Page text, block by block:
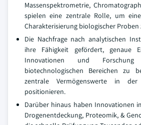
Massenspektrometrie,
spielen eine zentrale Rolle, um
Charakterisierung biologischer
Die Nachfrage nach analytischen
ihre Fähigkeit gefördert, genaue
Innovationen und Forschung
biotechnologischen Bereichen zu
zentrale Vermögenswerte in
positionieren.
Darüber hinaus haben Innovationen
Drogenentdeckung, Proteomik, &